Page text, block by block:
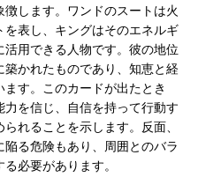
徴します。ワンドのスートは火
を表し、キングはそのエネルギ
活用できる人物です。彼の地位
築かれたものであり、知恵と経
ます。このカードが出たとき
力を信じ、自信を持って行動す
られることを示します。反面、
陥る危険もあり、周囲とのバラ
必要があります。